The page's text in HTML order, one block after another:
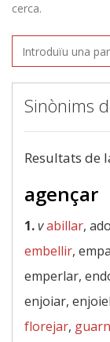
cerca.
Sinònims
Resultats de
agençar
1.vabillar,
embellir,
emperlar,
enjoiar,
florejar,